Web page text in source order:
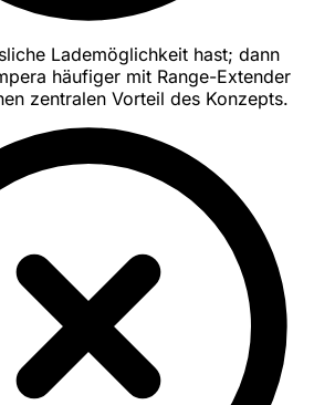
Lademöglichkeit hast; dann
häufiger mit Range-Extender
zentralen Vorteil des Konzepts.